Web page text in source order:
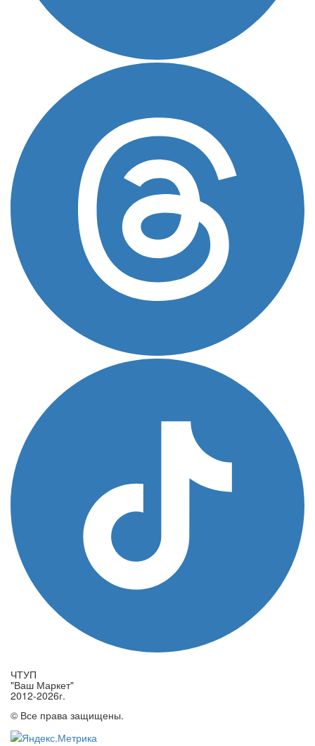
ЧТУП
"Ваш Маркет"
2012-2026г.
© Все права защищены.